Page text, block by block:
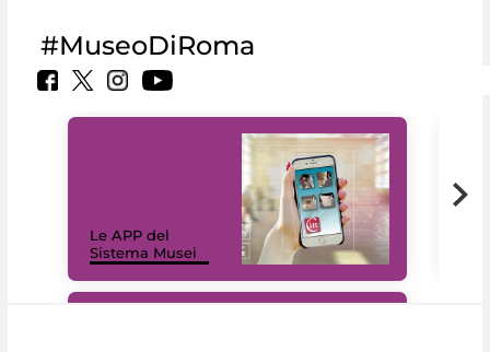
#MuseoDiRoma
Le APP del
Sistema Musei